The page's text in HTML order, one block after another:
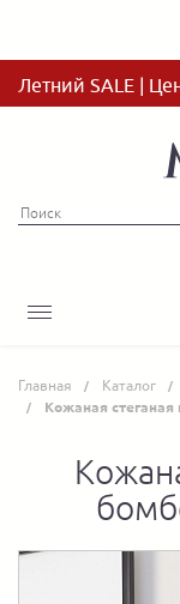
Летний SALE |
Главная Каталог
Кожаная стеганая